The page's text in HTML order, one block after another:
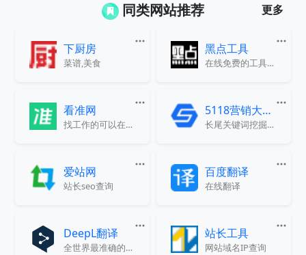
同类网站推荐 更多
下厨房
菜谱,美食
黑点工具
在线免费的工具网站
看准网
找工作的可以在上面查查公司靠不靠谱
5118营销大数据
长尾关键词挖掘，智能改写
爱站网
站长seo查询
百度翻译
在线翻译
DeepL翻译
全世界最准确的翻译
站长工具
网站域名IP查询